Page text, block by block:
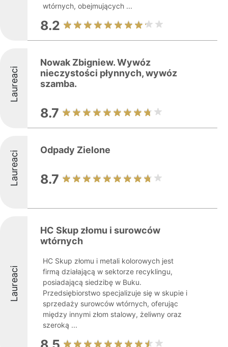
wtórnych, obejmujących ...
8.2
Laureaci
Nowak Zbigniew. Wywóz
nieczystości płynnych, wywóz
szamba.
8.7
Laureaci Odpady Zielone
8.7
Laureaci
HC Skup złomu i surowców
wtórnych
HC Skup złomu i metali kolorowych jest
firmą działającą w sektorze recyklingu,
posiadającą siedzibę w Buku.
Przedsiębiorstwo specjalizuje się w skupie i
sprzedaży surowców wtórnych, oferując
między innymi złom stalowy, żeliwny oraz
szeroką ...